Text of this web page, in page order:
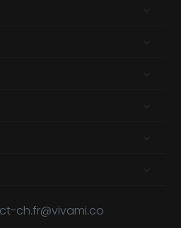
ch.fr@vivami.co